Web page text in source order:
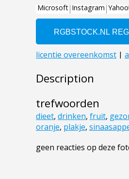
Description
trefwoorden
dieet, drinken, fruit,
oranje, plakje,
geen reacties op deze